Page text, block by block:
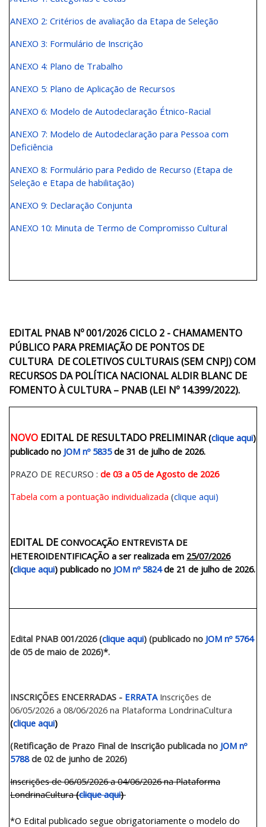
ANEXO 2: Critérios de avaliação da Etapa de Seleção
ANEXO 3: Formulário de Inscrição
ANEXO 4: Plano de Trabalho
ANEXO 5: Plano de Aplicação de Recursos
ANEXO 6: Modelo de Autodeclaração Étnico-Racial
ANEXO 7: Modelo de Autodeclaração para Pessoa com
Deficiência
ANEXO 8: Formulário para Pedido de Recurso (Etapa de
Seleção e Etapa de habilitação)
ANEXO 9: Declaração Conjunta
ANEXO 10: Minuta de Termo de Compromisso Cultural
EDITAL PNAB Nº 001/2026 CICLO 2 - CHAMAMENTO
PÚBLICO PARA PREMIAÇÃO DE PONTOS DE
CULTURA DECOLETIVOS CULTURAIS(SEM CNPJ)COM
RECURSOS DA POLÍTICA NACIONAL ALDIR BLANC DE
FOMENTO À CULTURA – PNAB (LEI Nº 14.399/2022).
NOVO EDITAL DE RESULTADO PRELIMINAR(clique aqui)
publicado no JOM nº 5835de 31 de julho de 2026.
PRAZO DE RECURSO : de 03 a 05 de Agosto de 2026
Tabela com a pontuação individualizada (clique aqui)
EDITAL DE CONVOCAÇÃO ENTREVISTA DE
HETEROIDENTIFICAÇÃO a ser realizada em 25/07/2026
(clique aqui) publicado no JOM nº 5824de 21 de julho de 2026.
Edital PNAB 001/2026 (clique aqui) (publicado no JOM nº 5764
de 05 de maio de 2026)*.
INSCRIÇÕES ENCERRADAS - ERRATA Inscrições de
06/05/2026 a 08/06/2026 na Plataforma LondrinaCultura
(clique aqui)
(Retificação de Prazo Final de Inscrição publicada no JOM nº
5788 de 02 de junho de 2026)
Inscrições de 06/05/2026 a 04/06/2026 na Plataforma
LondrinaCultura(clique aqui)
*O Edital publicado segue obrigatoriamente o modelo do